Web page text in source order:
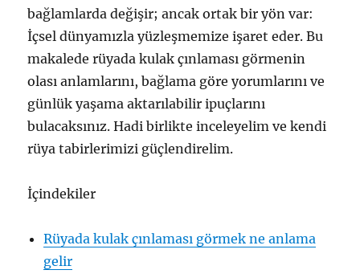
bağlamlarda değişir; ancak ortak bir yön var:
İçsel dünyamızla yüzleşmemize işaret eder. Bu
makalede rüyada kulak çınlaması görmenin
olası anlamlarını, bağlama göre yorumlarını ve
günlük yaşama aktarılabilir ipuçlarını
bulacaksınız. Hadi birlikte inceleyelim ve kendi
rüya tabirlerimizi güçlendirelim.
İçindekiler
Rüyada kulak çınlaması görmek ne anlama
gelir